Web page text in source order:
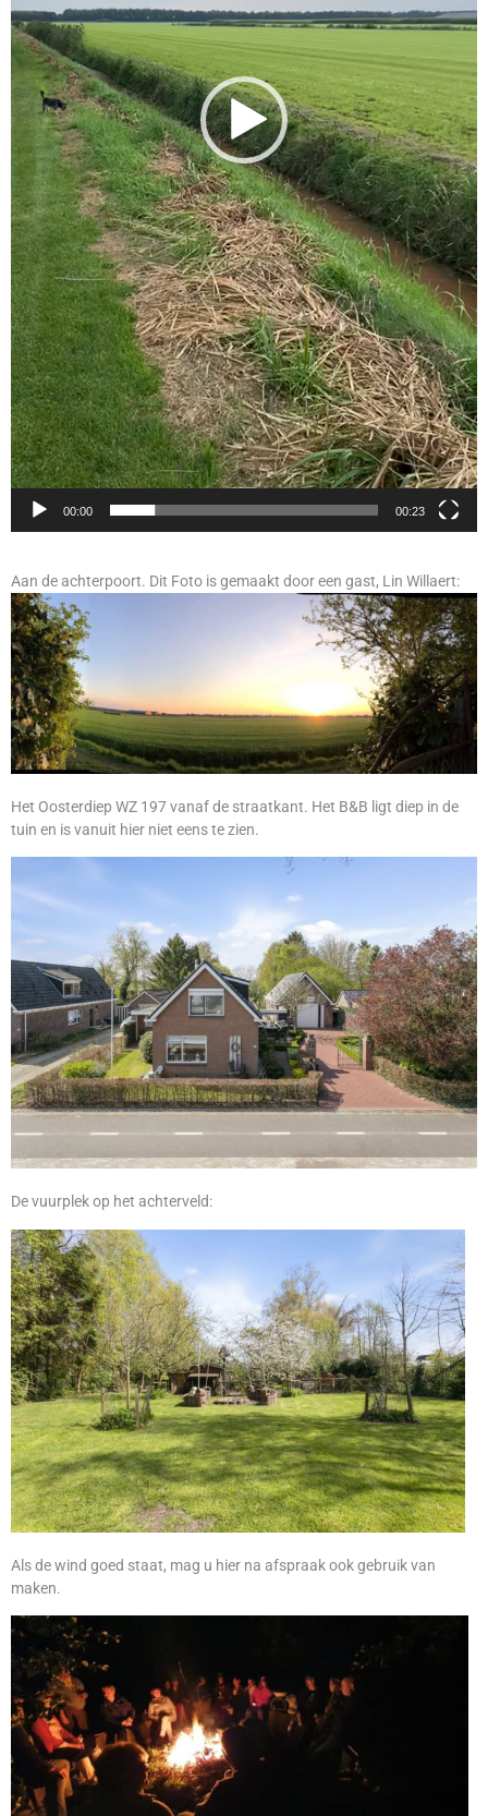
00:00 00:23
Aan de achterpoort. Dit Foto is gemaakt door een gast, Lin Willaert:
Het Oosterdiep WZ 197 vanaf de straatkant. Het B&B ligt diep in de
tuin en is vanuit hier niet eens te zien.
De vuurplek op het achterveld:
Als de wind goed staat, mag u hier na afspraak ook gebruik van
maken.